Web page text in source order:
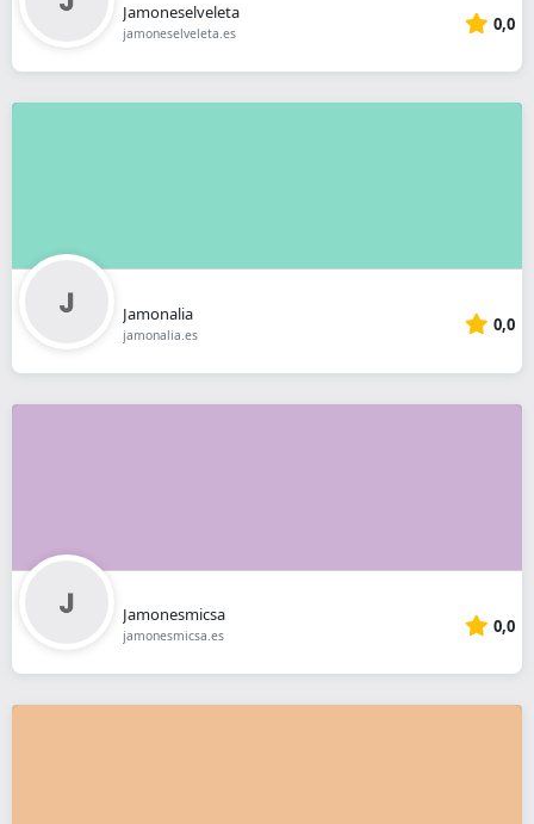
Jamoneselveleta
jamoneselveleta.es 0,0
Jamonalia
jamonalia.es 0,0
Jamonesmicsa
jamonesmicsa.es 0,0